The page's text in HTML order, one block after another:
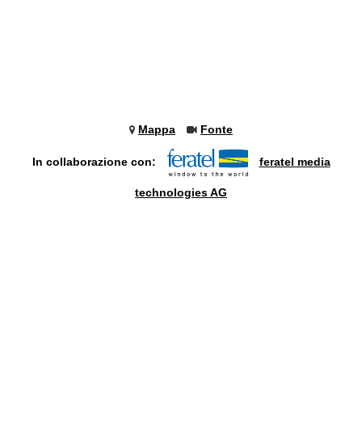
Mappa Fonte
In collaborazione con: feratel media
technologies AG